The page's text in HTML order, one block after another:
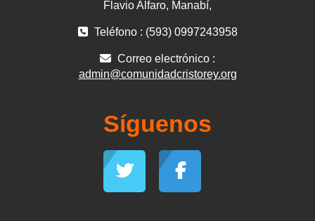
Flavio Alfaro, Manabí,
Teléfono : (593) 0997243958
Correo electrónico :
admin@comunidadcristorey.org
Síguenos